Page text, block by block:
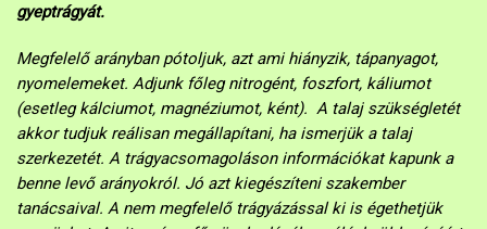
gyeptrágyát.
Megfelelő arányban pótoljuk, azt ami hiányzik, tápanyagot,
nyomelemeket. Adjunk főleg nitrogént, foszfort, káliumot
(esetleg kálciumot, magnéziumot, ként). A talaj szükségletét
akkor tudjuk reálisan megállapítani, ha ismerjük a talaj
szerkezetét. A trágyacsomagoláson információkat kapunk a
benne levő arányokról. Jó azt kiegészíteni szakember
tanácsaival. A nem megfelelő trágyázással ki is égethetjük